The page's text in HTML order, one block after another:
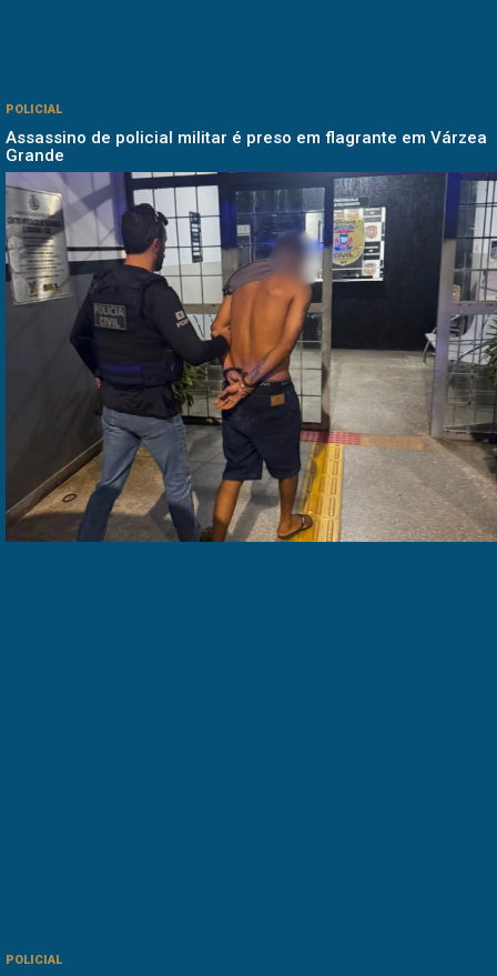
POLICIAL
Assassino de policial militar é preso em flagrante em Várzea
Grande
POLICIAL